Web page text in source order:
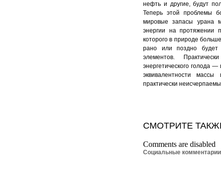
нефть и другие, будут
Теперь этой проблемы
мировые запасы урана
энергии на протяжении
которого в природе
рано или поздно будет
элементов.
энергетического голода
эквивалентности
практически
СМОТРИТЕ
Comments are disabled
Социальные